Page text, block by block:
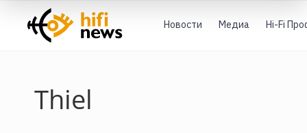
Новости Медиа Hi-Fi
Thiel